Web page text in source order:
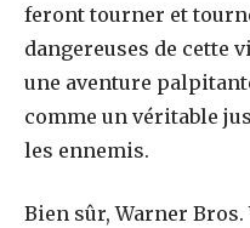
feront tourner et
dangereuses de cette
une aventure
comme un véritable
les ennemis.
Bien sûr, Warner